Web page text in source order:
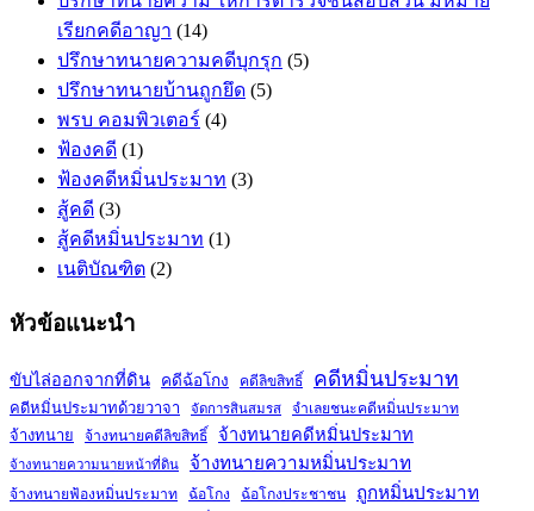
เรียกคดีอาญา (14)
ปรึกษาทนายความคดีบุกรุก (5)
ปรึกษาทนายบ้านถูกยึด (5)
พรบ คอมพิวเตอร์ (4)
ฟ้องคดี (1)
ฟ้องคดีหมิ่นประมาท (3)
สู้คดี (3)
สู้คดีหมิ่นประมาท (1)
เนติบัณฑิต (2)
หัวข้อแนะนำ
ขับไล่ออกจากที่ดิน คดีฉ้อโกง คดีลิขสิทธิ์ คดีหมิ่นประมาท
คดีหมิ่นประมาทด้วยวาจา จัดการสินสมรส จำเลยชนะคดีหมิ่นประมาท
จ้างทนาย จ้างทนายคดีลิขสิทธิ์ จ้างทนายคดีหมิ่นประมาท
จ้างทนายความนายหน้าที่ดิน จ้างทนายความหมิ่นประมาท
จ้างทนายฟ้องหมิ่นประมาท ฉ้อโกง ฉ้อโกงประชาชน ถูกหมิ่นประมาท